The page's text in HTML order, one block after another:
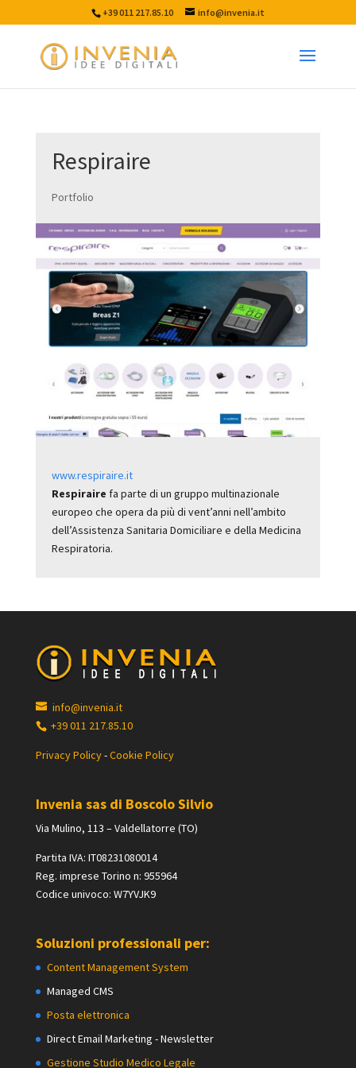
+39 011 217.85.10 info@invenia.it
Respiraire
Portfolio
www.respiraire.it
Respiraire fa parte di un gruppo multinazionale
europeo che opera da più di vent’anni nell’ambito
dell’Assistenza Sanitaria Domiciliare e della Medicina
Respiratoria.
info@invenia.it
+39 011 217.85.10
Privacy Policy-Cookie Policy
Invenia sas di Boscolo Silvio
Via Mulino, 113 – Valdellatorre (TO)
Partita IVA: IT08231080014
Reg. imprese Torino n: 955964
Codice univoco: W7YVJK9
Soluzioni professionali per:
Content Management System
Managed CMS
Posta elettronica
Direct Email Marketing - Newsletter
Gestione Studio Medico Legale